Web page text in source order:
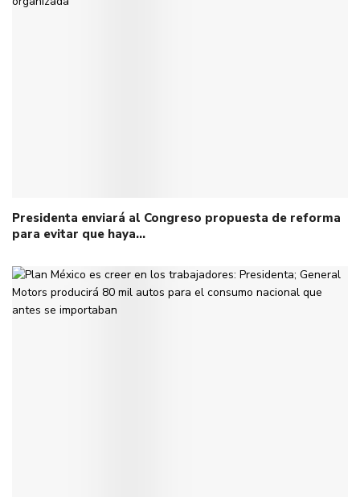
Presidenta enviará al Congreso propuesta de reforma
para evitar que haya…